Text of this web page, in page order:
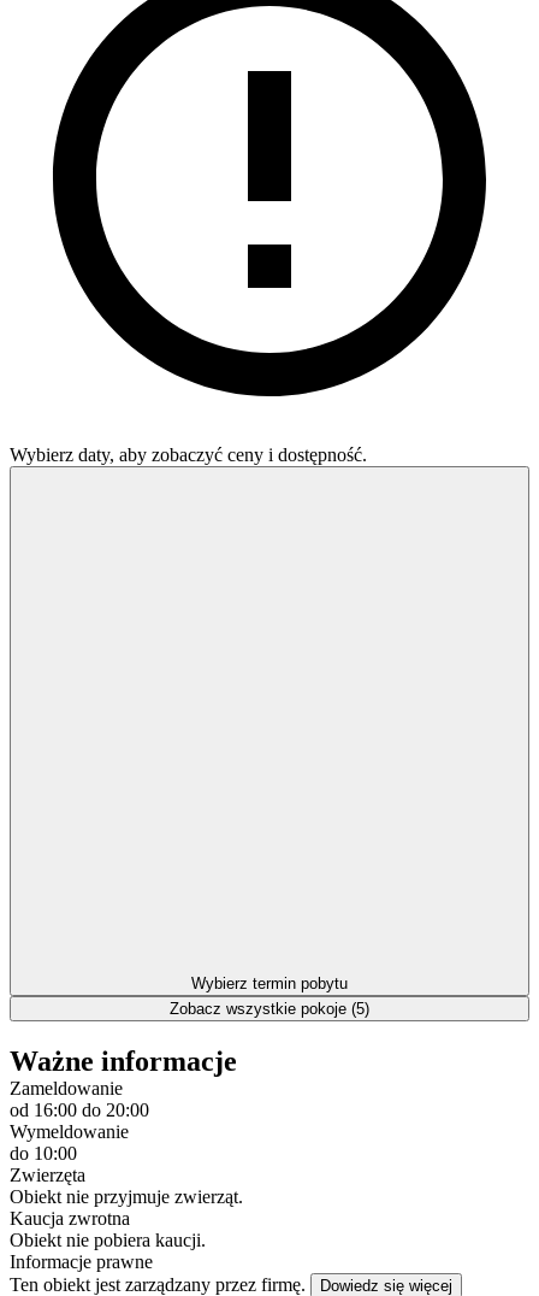
Wybierz daty, aby zobaczyć ceny i dostępność.
Wybierz termin pobytu
Zobacz wszystkie pokoje (5)
Ważne informacje
Zameldowanie
od 16:00 do 20:00
Wymeldowanie
do 10:00
Zwierzęta
Obiekt nie przyjmuje zwierząt.
Kaucja zwrotna
Obiekt nie pobiera kaucji.
Informacje prawne
Ten obiekt jest zarządzany przez firmę.
Dowiedz się więcej